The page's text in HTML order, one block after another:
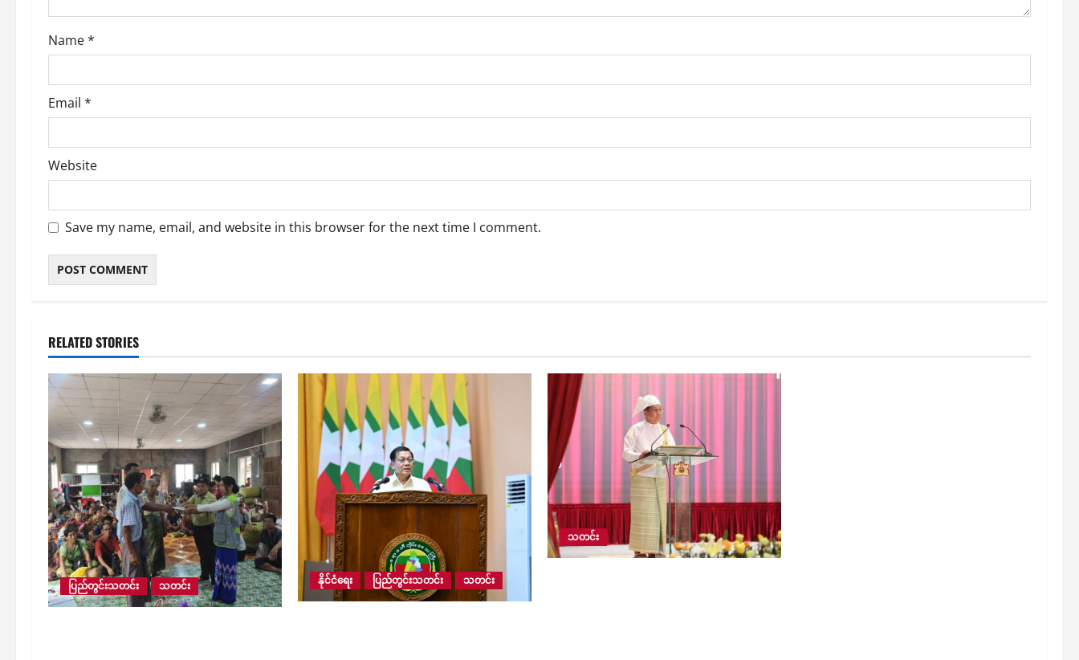
o
n
Name*
Email *
Website
Save my name, email, and website in this browser for the next time I comment.
RELATED STORIES
ပြည်တွင်းသတင်း သတင်း နိုင်ငံရေး ပြည်တွင်းသတင်း သတင်း
သတင်း